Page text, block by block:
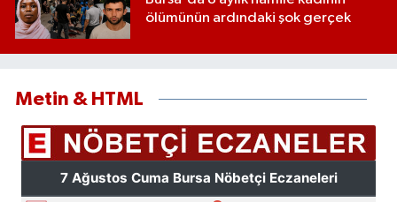
ölümünün ardındaki şok gerçek
Metin & HTML